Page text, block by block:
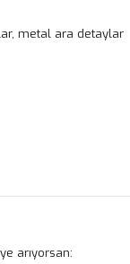
metal ara detaylar
arıyorsan: